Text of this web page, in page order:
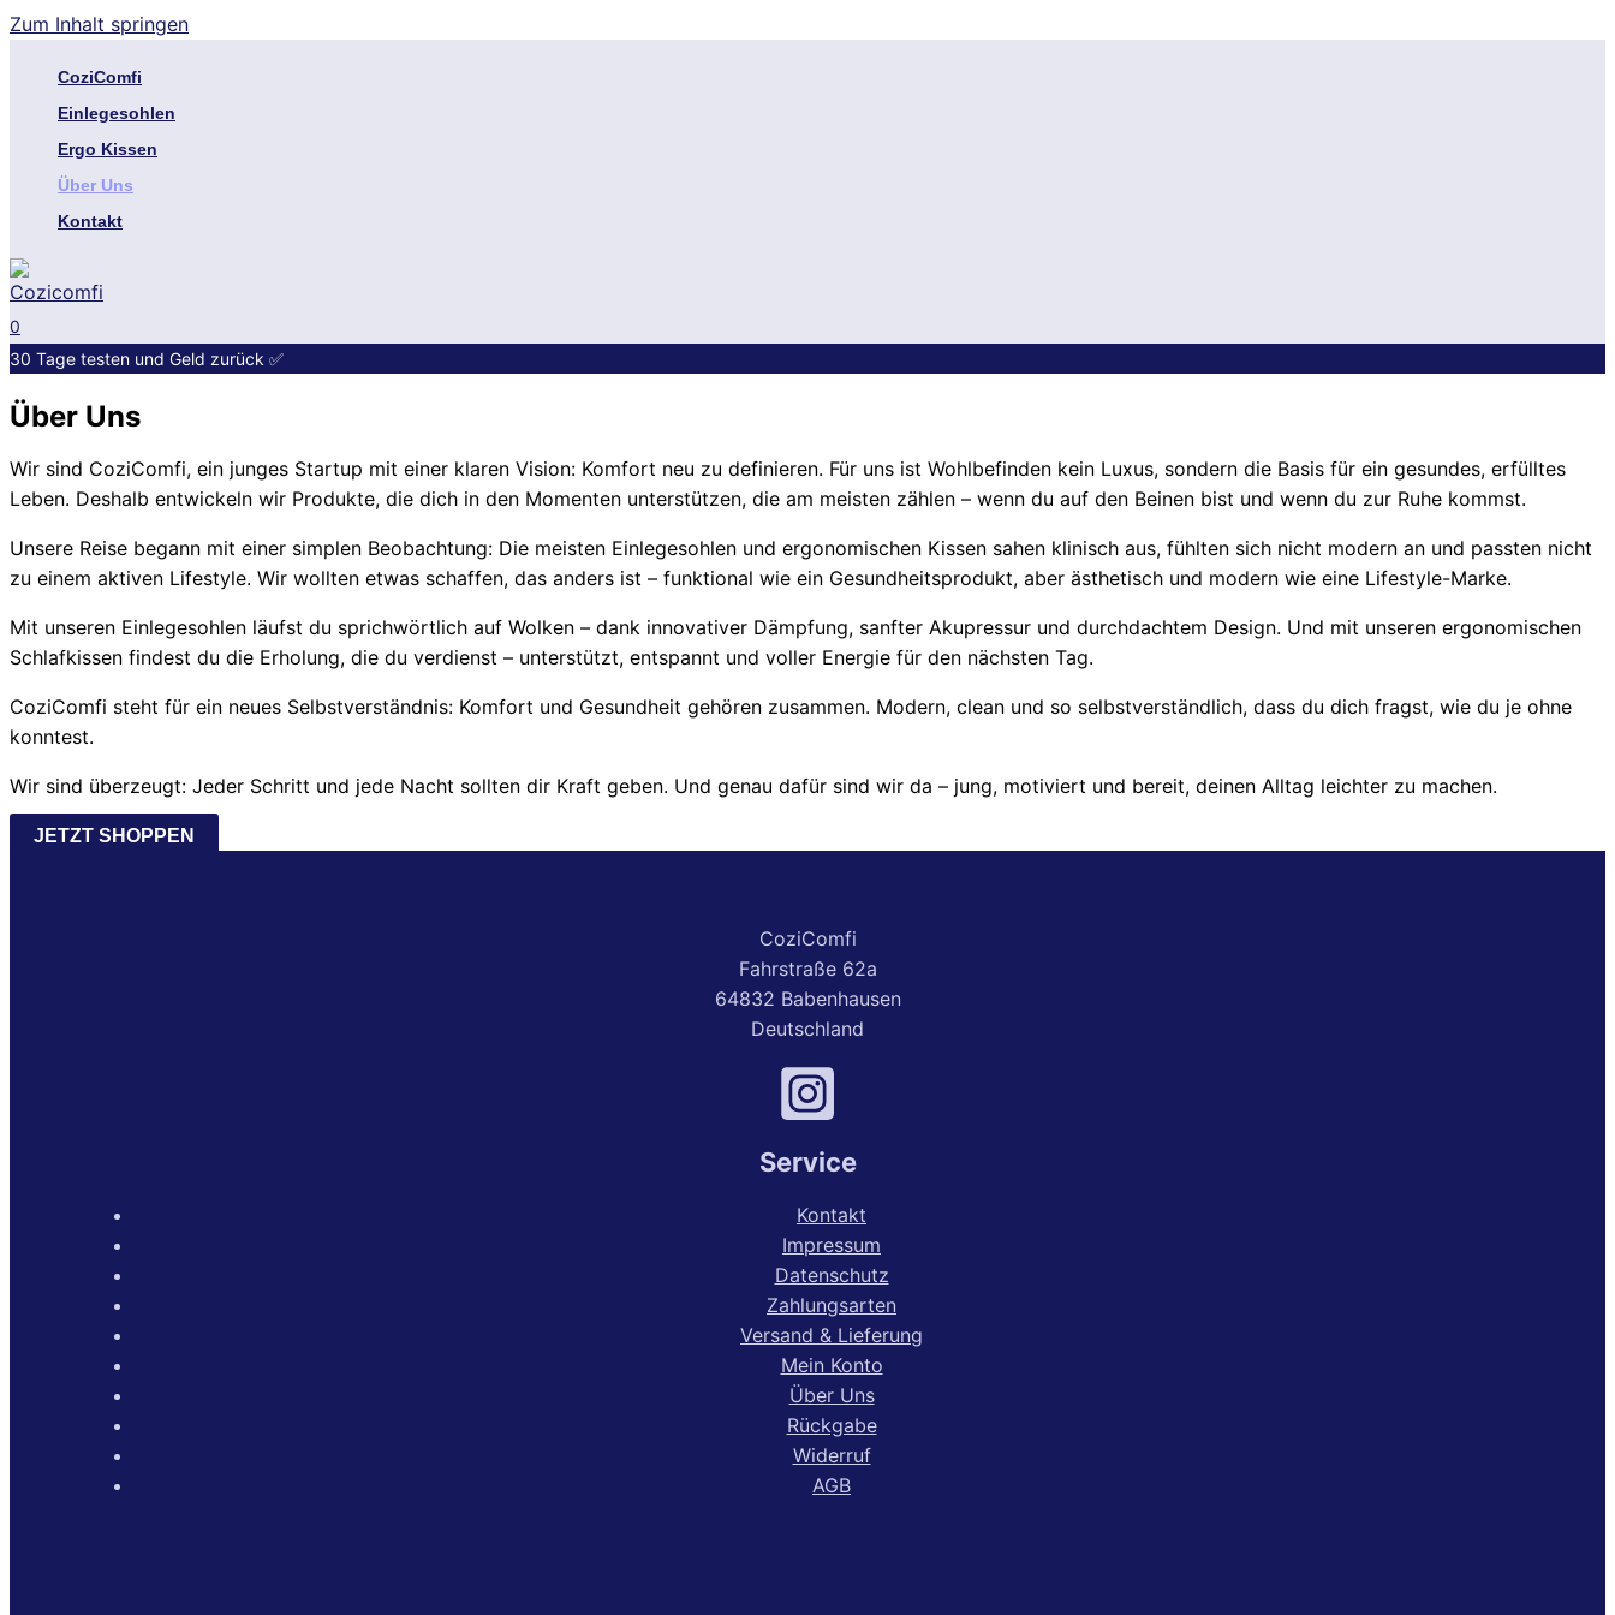
Zum Inhalt springen
CoziComfi
Einlegesohlen
Ergo Kissen
Über Uns
Kontakt
0
30 Tage testen und Geld zurück ✅
Über Uns
Wir sind CoziComfi, ein junges Startup mit einer klaren Vision: Komfort neu zu definieren. Für uns ist Wohlbefinden kein Luxus, sondern die Basis für ein gesundes, erfülltes
Leben. Deshalb entwickeln wir Produkte, die dich in den Momenten unterstützen, die am meisten zählen – wenn du auf den Beinen bist und wenn du zur Ruhe kommst.
Unsere Reise begann mit einer simplen Beobachtung: Die meisten Einlegesohlen und ergonomischen Kissen sahen klinisch aus, fühlten sich nicht modern an und passten nicht
zu einem aktiven Lifestyle. Wir wollten etwas schaffen, das anders ist – funktional wie ein Gesundheitsprodukt, aber ästhetisch und modern wie eine Lifestyle-Marke.
Mit unseren Einlegesohlen läufst du sprichwörtlich auf Wolken – dank innovativer Dämpfung, sanfter Akupressur und durchdachtem Design. Und mit unseren ergonomischen
Schlafkissen findest du die Erholung, die du verdienst – unterstützt, entspannt und voller Energie für den nächsten Tag.
CoziComfi steht für ein neues Selbstverständnis: Komfort und Gesundheit gehören zusammen. Modern, clean und so selbstverständlich, dass du dich fragst, wie du je ohne
konntest.
Wir sind überzeugt: Jeder Schritt und jede Nacht sollten dir Kraft geben. Und genau dafür sind wir da – jung, motiviert und bereit, deinen Alltag leichter zu machen.
JETZT SHOPPEN
CoziComfi
Fahrstraße 62a
64832 Babenhausen
Deutschland
Service
Kontakt
Impressum
Datenschutz
Zahlungsarten
Versand & Lieferung
Mein Konto
Über Uns
Rückgabe
Widerruf
AGB